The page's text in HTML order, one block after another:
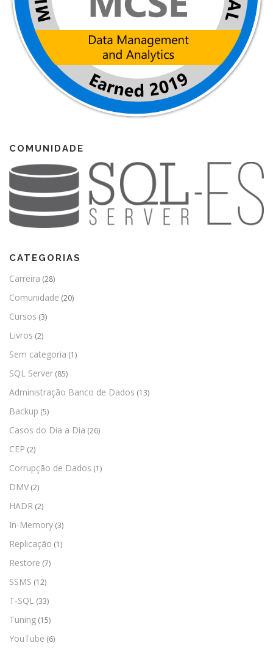
COMUNIDADE
CATEGORIAS
Carreira (28)
Comunidade (20)
Cursos (3)
Livros (2)
Sem categoria (1)
SQL Server (85)
Administração Banco de Dados (13)
Backup (5)
Casos do Dia a Dia (26)
CEP (2)
Corrupção de Dados (1)
DMV (2)
HADR (2)
In-Memory (3)
Replicação (1)
Restore (7)
SSMS (12)
T-SQL (33)
Tuning (15)
YouTube (6)